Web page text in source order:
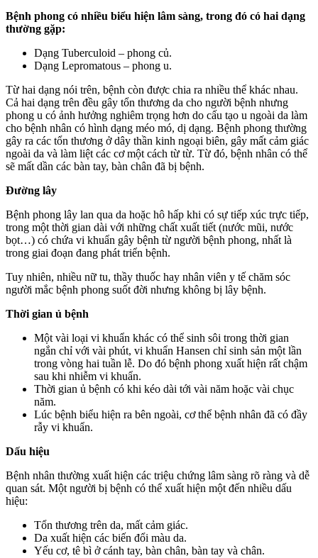
Bệnh phong có nhiều biểu hiện lâm sàng, trong đó có hai dạng
thường gặp:
Dạng Tuberculoid – phong củ.
Dạng Lepromatous – phong u.
Từ hai dạng nói trên, bệnh còn được chia ra nhiều thể khác nhau.
Cả hai dạng trên đều gây tổn thương da cho người bệnh nhưng
phong u có ảnh hưởng nghiêm trọng hơn do cấu tạo u ngoài da làm
cho bệnh nhân có hình dạng méo mó, dị dạng. Bệnh phong thường
gây ra các tổn thương ở dây thần kinh ngoại biên, gây mất cảm giác
ngoài da và làm liệt các cơ một cách từ từ. Từ đó, bệnh nhân có thể
sẽ mất dần các bàn tay, bàn chân đã bị bệnh.
Đường lây
Bệnh phong lây lan qua da hoặc hô hấp khi có sự tiếp xúc trực tiếp,
trong một thời gian dài với những chất xuất tiết (nước mũi, nước
bọt…) có chứa vi khuẩn gây bệnh từ người bệnh phong, nhất là
trong giai đoạn đang phát triển bệnh.
Tuy nhiên, nhiều nữ tu, thầy thuốc hay nhân viên y tế chăm sóc
người mắc bệnh phong suốt đời nhưng không bị lây bệnh.
Thời gian ủ bệnh
Một vài loại vi khuẩn khác có thể sinh sôi trong thời gian
ngắn chỉ với vài phút, vi khuẩn Hansen chỉ sinh sản một lần
trong vòng hai tuần lễ. Do đó bệnh phong xuất hiện rất chậm
sau khi nhiễm vi khuẩn.
Thời gian ủ bệnh có khi kéo dài tới vài năm hoặc vài chục
năm.
Lúc bệnh biểu hiện ra bên ngoài, cơ thể bệnh nhân đã có đầy
rẫy vi khuẩn.
Dấu hiệu
Bệnh nhân thường xuất hiện các triệu chứng lâm sàng rõ ràng và dễ
quan sát. Một người bị bệnh có thể xuất hiện một đến nhiều dấu
hiệu:
Tổn thương trên da, mất cảm giác.
Da xuất hiện các biến đổi màu da.
Yếu cơ, tê bì ở cánh tay, bàn chân, bàn tay và chân.